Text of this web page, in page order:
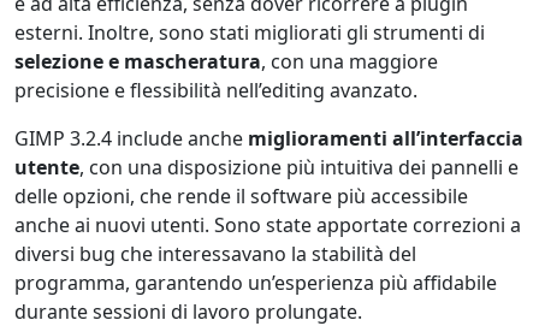
esterni. Inoltre, sono stati migliorati gli strumenti di
selezione e mascheratura, con una maggiore
precisione e flessibilità nell’editing avanzato.
GIMP 3.2.4 include anche miglioramenti all’interfaccia
utente, con una disposizione più intuitiva dei pannelli e
delle opzioni, che rende il software più accessibile
anche ai nuovi utenti. Sono state apportate correzioni a
diversi bug che interessavano la stabilità del
programma, garantendo un’esperienza più affidabile
durante sessioni di lavoro prolungate.